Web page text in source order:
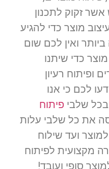
זקוק לתכנון
מוצר כדי להגיע
ואין לכם שום
כדי שיתנו
ופיתוח רעיון
לכם כי אנו
בכל שלבי פיתוח
את כל שלבי עלות
ועד שילוח
מקצועית לפיתוח
סופי ועובד!